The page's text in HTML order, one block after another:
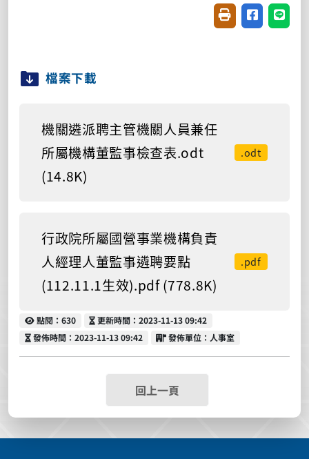
友善列印(開新視
分享至臉書
分享
檔案下載
機關遴派聘主管機關人員兼任
所屬機構董監事檢查表.odt
(14.8K)
.odt
行政院所屬國營事業機構負責
人經理人董監事遴聘要點
(112.11.1生效).pdf (778.8K)
.pdf
點閱
點閱：630 更新時間
更新時間：2023-11-13 09:42
發佈時間
發佈時間：2023-11-13 09:42 發佈單位
發佈單位：人事室
回上一頁